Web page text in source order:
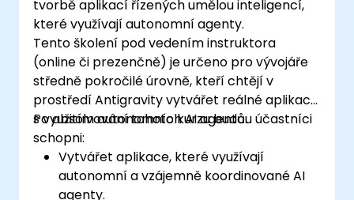
tvorbě aplikací řízených umělou inteligencí,
které využívají autonomní agenty.
Tento školení pod vedením instruktora
(online či prezenčně) je určeno pro vývojáře
středně pokročilé úrovně, kteří chtějí v
prostředí Antigravity vytvářet reálné aplikace
s využitím autonomních AI agentů.
Po absolvování tohoto kurzu budou účastníci
schopni:
Vytvářet aplikace, které využívají
autonomní a vzájemně koordinované AI
agenty.